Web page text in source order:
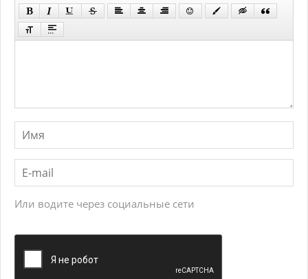
Или водите через социальные сети